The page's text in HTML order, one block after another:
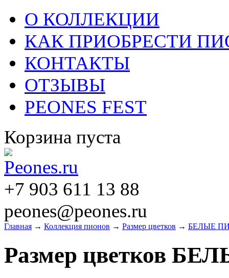
О КОЛЛЕКЦИИ
КАК ПРИОБРЕСТИ
КОНТАКТЫ
ОТЗЫВЫ
PEONES FEST
Корзина пуста
+7 903 611 13 88
peones@peones.ru
Главная → Коллекция пионов → Размер цветков → БЕЛЫЕ
Размер цветков